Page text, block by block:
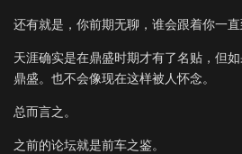
还有就是，你前期无聊，谁会跟着你一直
天涯确实是在鼎盛时期才有了名贴，但
鼎盛。也不会像现在这样被人怀念。
总而言之。
之前的论坛就是前车之鉴。